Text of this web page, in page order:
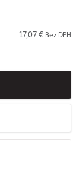
17,07 € Bez DPH